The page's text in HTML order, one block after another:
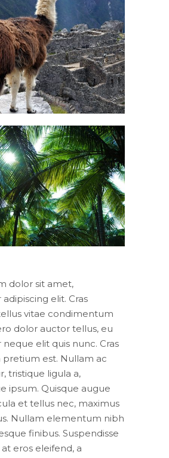
dolor sit amet,
elit. Cras
vitae condimentum
dolor auctor tellus, eu
elit quis nunc. Cras
est. Nullam ac
tristique ligula a,
ipsum. Quisque augue
et tellus nec, maximus
Nullam elementum nibh
finibus. Suspendisse
eros eleifend, a